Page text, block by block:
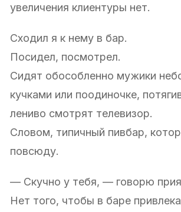
увеличения клиентуры нет.
Сходил я к нему в бар.
Посидел, посмотрел.
Сидят обособленно мужики
кучками или поодиночке,
лениво смотрят телевизор.
Словом, типичный пивбар,
повсюду.
— Скучно у тебя, — говорю
Нет того, чтобы в баре